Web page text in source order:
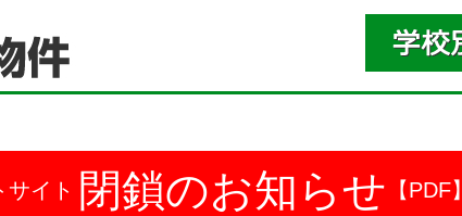
サイト 閉鎖のお知らせ 【PDF】